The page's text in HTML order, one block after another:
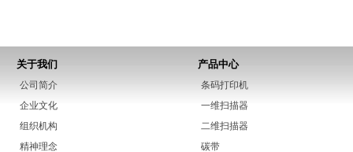
关于我们
公司简介
企业文化
组织机构
精神理念
产品中心
条码打印机
一维扫描器
二维扫描器
碳带